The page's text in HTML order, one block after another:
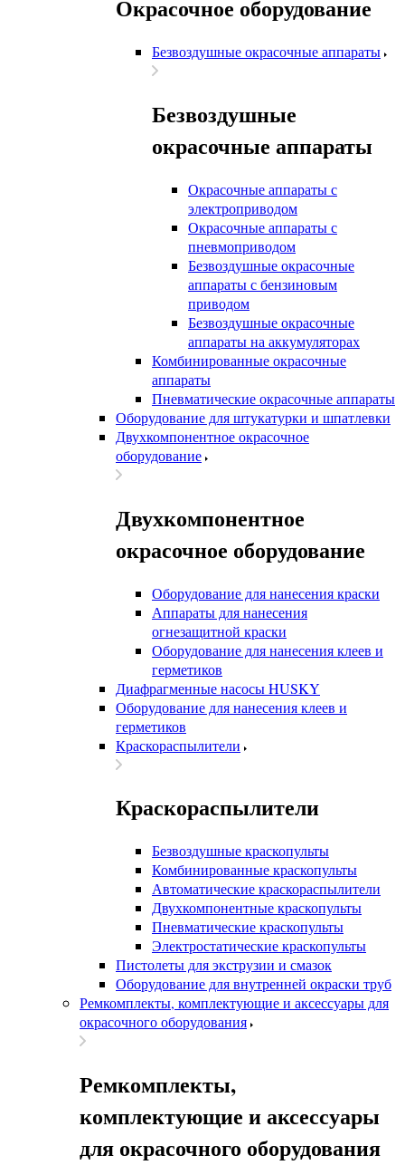
Окрасочное оборудование
Безвоздушные окрасочные аппараты
Безвоздушные
окрасочные аппараты
Окрасочные аппараты с
электроприводом
Окрасочные аппараты с
пневмоприводом
Безвоздушные окрасочные
аппараты с бензиновым
приводом
Безвоздушные окрасочные
аппараты на аккумуляторах
Комбинированные окрасочные
аппараты
Пневматические окрасочные аппараты
Оборудование для штукатурки и шпатлевки
Двухкомпонентное окрасочное
оборудование
Двухкомпонентное
окрасочное оборудование
Оборудование для нанесения краски
Аппараты для нанесения
огнезащитной краски
Оборудование для нанесения клеев и
герметиков
Диафрагменные насосы HUSKY
Оборудование для нанесения клеев и
герметиков
Краскораспылители
Краскораспылители
Безвоздушные краскопульты
Комбинированные краскопульты
Автоматические краскораспылители
Двухкомпонентные краскопульты
Пневматические краскопульты
Электростатические краскопульты
Пистолеты для экструзии и смазок
Оборудование для внутренней окраски труб
Ремкомплекты, комплектующие и аксессуары для
окрасочного оборудования
Ремкомплекты,
комплектующие и аксессуары
для окрасочного оборудования